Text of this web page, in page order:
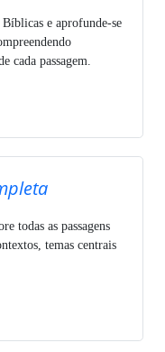
Bíblicas e aprofunde-se
cada passagem.
todas as passagens
temas centrais